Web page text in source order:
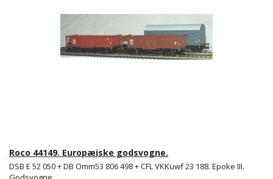
Roco 44149. Europæiske godsvogne.
DSB E 52 050 + DB Omm53 806 498 + CFL VKKuwf 23 188. Epoke III.